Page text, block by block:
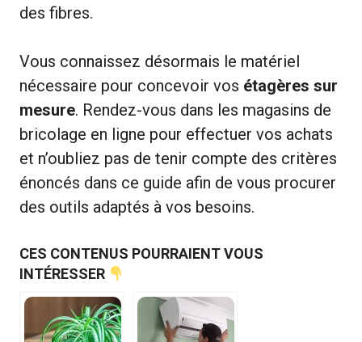
des fibres.
Vous connaissez désormais le matériel
nécessaire pour concevoir vos étagères sur
mesure. Rendez-vous dans les magasins de
bricolage en ligne pour effectuer vos achats
et n’oubliez pas de tenir compte des critères
énoncés dans ce guide afin de vous procurer
des outils adaptés à vos besoins.
CES CONTENUS POURRAIENT VOUS
INTÉRESSER